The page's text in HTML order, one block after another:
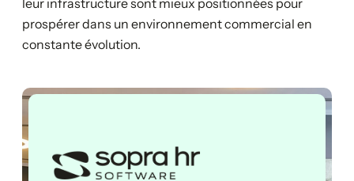
prospérer dans un environnement commercial en
constante évolution.